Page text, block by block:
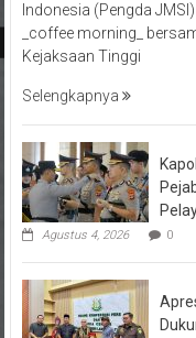
Indonesia (Pengda
_coffee morning_
Kejaksaan Tinggi
Selengkapnya
Agustus 4, 2026 0